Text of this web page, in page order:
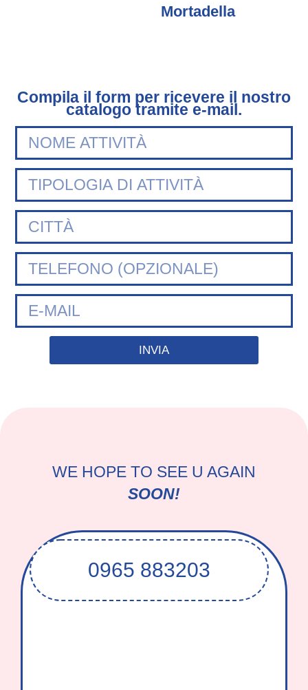
Mortadella
Compila il form per ricevere il nostro
catalogo tramite e-mail.
INVIA
WE HOPE TO SEE U AGAIN
SOON!
0965 883203